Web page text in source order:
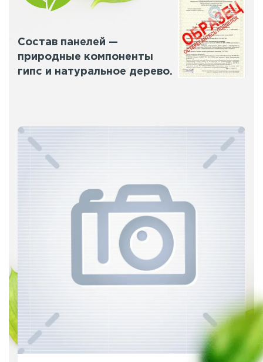
Состав панелей —
природные компоненты
гипс и натуральное дерево.